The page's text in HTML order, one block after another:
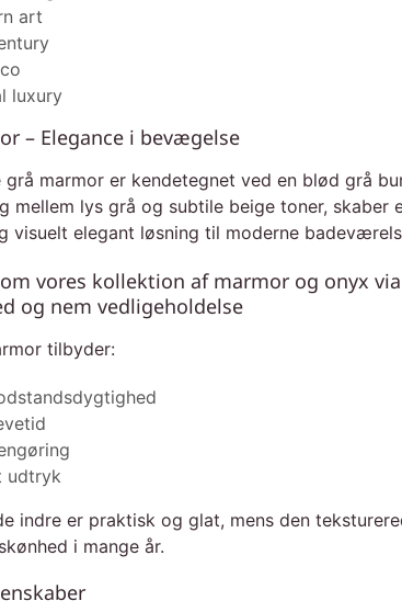
art
luxury
– Elegance i bevægelse
grå marmor er kendetegnet ved en blød grå
mellem lys grå og subtile beige toner,
visuelt elegant løsning til moderne
vores kollektion af marmor og onyx
og nem vedligeholdelse
tilbyder:
udtryk
indre er praktisk og glat, mens den
i mange år.